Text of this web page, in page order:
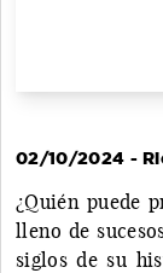
02/10/2024 -
¿Quién puede
lleno de
siglos de su